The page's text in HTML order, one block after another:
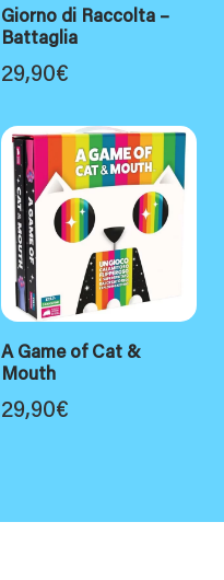
Giorno di Raccolta –
Battaglia
29,90€
A Game of Cat &
Mouth
29,90€